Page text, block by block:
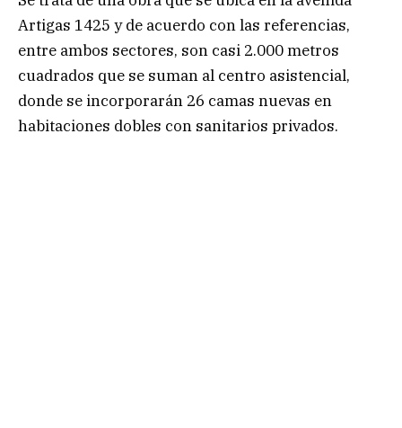
Artigas 1425 y de acuerdo con las referencias,
entre ambos sectores, son casi 2.000 metros
cuadrados que se suman al centro asistencial,
donde se incorporarán 26 camas nuevas en
habitaciones dobles con sanitarios privados.